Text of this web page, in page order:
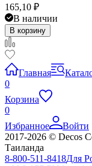
165,10 ₽
В наличии
В корзину
Главная
0
Корзина
0
Избранное
Войти
2017-2026 © Decos
Таиланда
8-800-511-8418Для